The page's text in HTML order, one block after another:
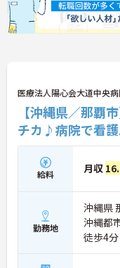
医療法人陽心会大道中央
【沖縄県／那覇
チカ♪病院で看護
給料 月収
勤務地
沖縄県
沖縄都
徒歩4分